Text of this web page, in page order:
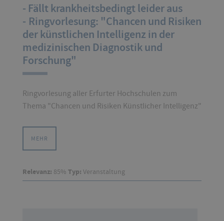
- Fällt krankheitsbedingt leider aus
- Ringvorlesung: "Chancen und Risiken
der künstlichen Intelligenz in der
medizinischen Diagnostik und
Forschung"
Ringvorlesung aller Erfurter Hochschulen zum
Thema "Chancen und Risiken Künstlicher Intelligenz"
MEHR
Relevanz: 85% Typ: Veranstaltung